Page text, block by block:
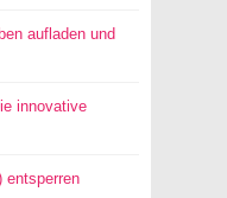
aufladen und
innovative
entsperren